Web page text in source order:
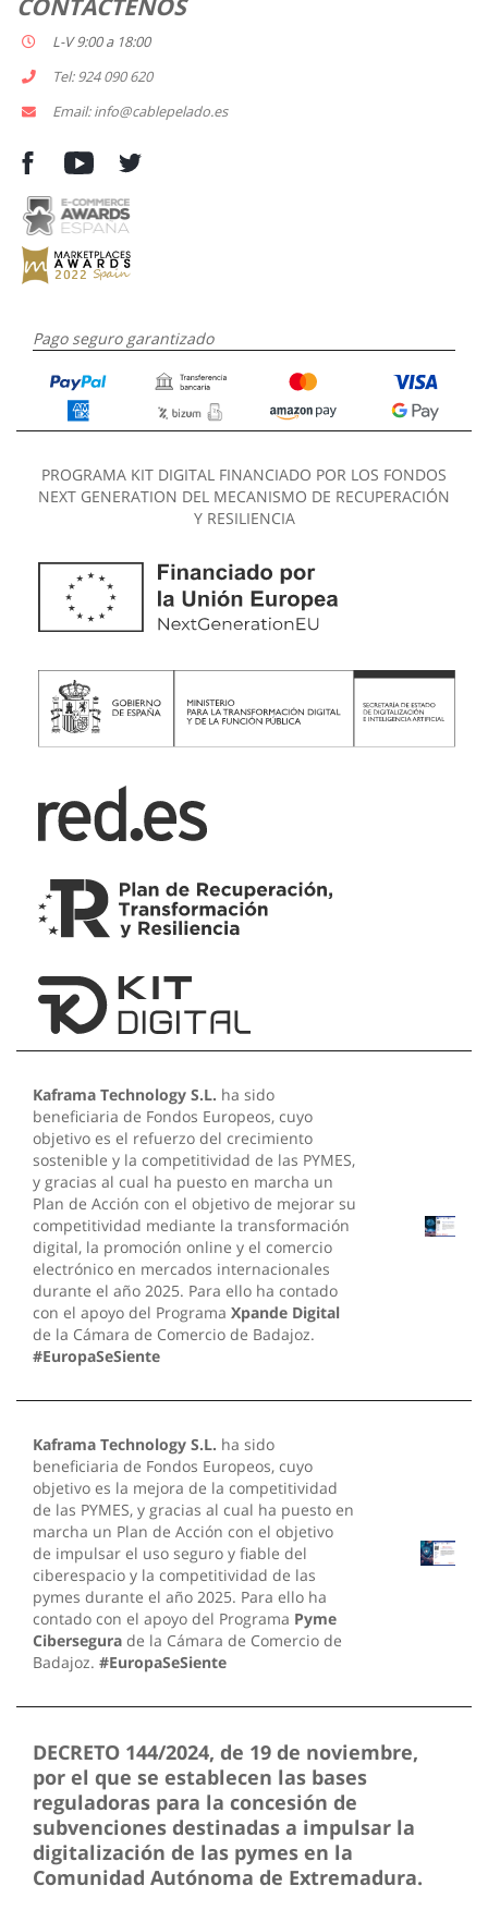
CONTACTENOS
L-V 9:00 a 18:00
Tel: 924 090 620
Email: info@cablepelado.es
Pago seguro garantizado
PROGRAMA KIT DIGITAL FINANCIADO POR LOS FONDOS
NEXT GENERATION DEL MECANISMO DE RECUPERACIÓN
Y RESILIENCIA
Kaframa Technology S.L. ha sido
beneficiaria de Fondos Europeos, cuyo
objetivo es el refuerzo del crecimiento
sostenible y la competitividad de las PYMES,
y gracias al cual ha puesto en marcha un
Plan de Acción con el objetivo de mejorar su
competitividad mediante la transformación
digital, la promoción online y el comercio
electrónico en mercados internacionales
durante el año 2025. Para ello ha contado
con el apoyo del Programa Xpande Digital
de la Cámara de Comercio de Badajoz.
#EuropaSeSiente
Kaframa Technology S.L. ha sido
beneficiaria de Fondos Europeos, cuyo
objetivo es la mejora de la competitividad
de las PYMES, y gracias al cual ha puesto en
marcha un Plan de Acción con el objetivo
de impulsar el uso seguro y fiable del
ciberespacio y la competitividad de las
pymes durante el año 2025. Para ello ha
contado con el apoyo del Programa Pyme
Cibersegura de la Cámara de Comercio de
Badajoz. #EuropaSeSiente
DECRETO 144/2024, de 19 de noviembre,
por el que se establecen las bases
reguladoras para la concesión de
subvenciones destinadas a impulsar la
digitalización de las pymes en la
Comunidad Autónoma de Extremadura.